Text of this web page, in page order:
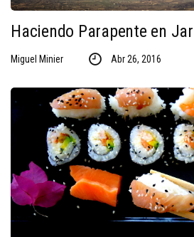
Haciendo Parapente en
Miguel Minier Abr 26, 2016